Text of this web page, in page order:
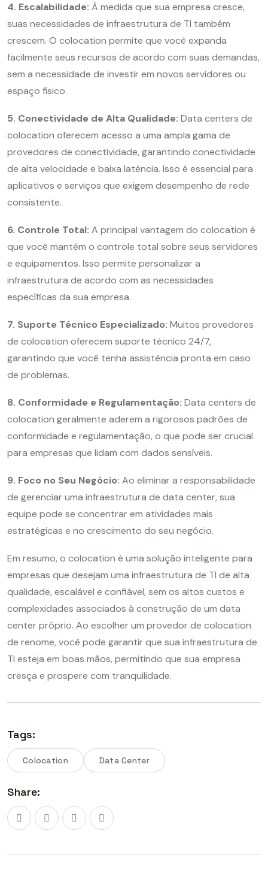
4. Escalabilidade: À medida que sua empresa cresce,
suas necessidades de infraestrutura de TI também
crescem. O colocation permite que você expanda
facilmente seus recursos de acordo com suas demandas,
sem a necessidade de investir em novos servidores ou
espaço físico.
5. Conectividade de Alta Qualidade: Data centers de
colocation oferecem acesso a uma ampla gama de
provedores de conectividade, garantindo conectividade
de alta velocidade e baixa latência. Isso é essencial para
aplicativos e serviços que exigem desempenho de rede
consistente.
6. Controle Total: A principal vantagem do colocation é
que você mantém o controle total sobre seus servidores
e equipamentos. Isso permite personalizar a
infraestrutura de acordo com as necessidades
específicas da sua empresa.
7. Suporte Técnico Especializado: Muitos provedores
de colocation oferecem suporte técnico 24/7,
garantindo que você tenha assistência pronta em caso
de problemas.
8. Conformidade e Regulamentação: Data centers de
colocation geralmente aderem a rigorosos padrões de
conformidade e regulamentação, o que pode ser crucial
para empresas que lidam com dados sensíveis.
9. Foco no Seu Negócio: Ao eliminar a responsabilidade
de gerenciar uma infraestrutura de data center, sua
equipe pode se concentrar em atividades mais
estratégicas e no crescimento do seu negócio.
Em resumo, o colocation é uma solução inteligente para
empresas que desejam uma infraestrutura de TI de alta
qualidade, escalável e confiável, sem os altos custos e
complexidades associados à construção de um data
center próprio. Ao escolher um provedor de colocation
de renome, você pode garantir que sua infraestrutura de
TI esteja em boas mãos, permitindo que sua empresa
cresça e prospere com tranquilidade.
Tags:
Colocation Data Center
Share: